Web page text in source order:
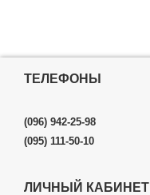
ТЕЛЕФОНЫ
(096) 942-25-98
(095) 111-50-10
ЛИЧНЫЙ КАБИНЕТ